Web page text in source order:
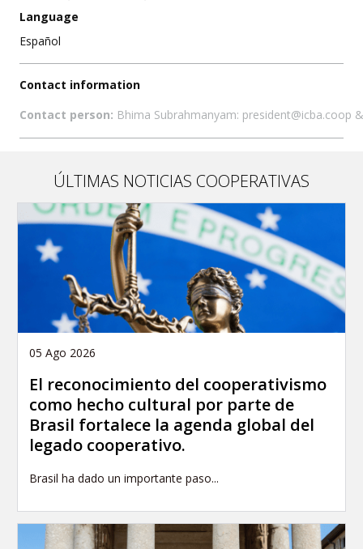
Language
Español
Contact information
Contact person: Bhima Subrahmanyam: president@icba.coop
ÚLTIMAS NOTICIAS COOPERATIVAS
05 Ago 2026
El reconocimiento del cooperativismo
como hecho cultural por parte de
Brasil fortalece la agenda global del
legado cooperativo.
Brasil ha dado un importante paso...